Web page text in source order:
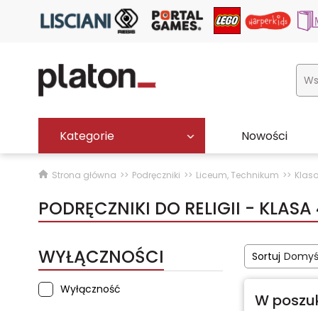
Kategorie Nowości
Strona główna Podręczniki Liceum, Technikum
PODRĘCZNIKI DO RELIGII -
WYŁĄCZNOŚCI
Wyłączność
Sortuj
W